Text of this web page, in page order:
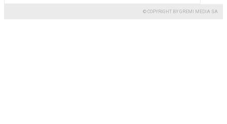
© COPYRIGHT BY GREMI MEDIA SA